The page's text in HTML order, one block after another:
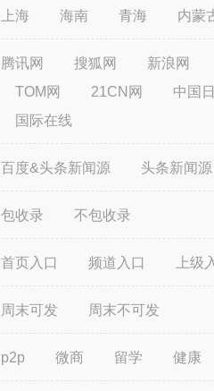
上海 海南 青海 内蒙
腾讯网 搜狐网
新浪网
TOM网 21CN网
中国
国际在线
百度&头条新闻源 头条新闻源
包收录 不包收录
首页入口 频道入口 上级
周末可发 周末不可发
p2p 微商 留学 健康